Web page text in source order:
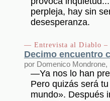
perpleja, hay sin
desesperanza.
— Entrevista al Diablo –
Decimo encuentro
por Domenico Mondrone,
—Ya nos lo han
Pero quizás será
mundo». Después